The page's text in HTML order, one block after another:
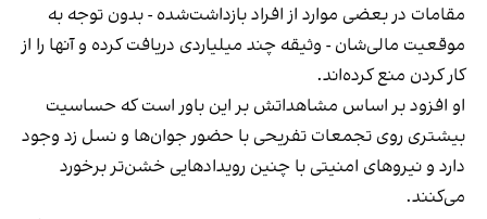
مقامات در بعضی موارد از افراد بازداشت‌‌شده - بدون توجه به
موقعیت مالی‌شان - وثیقه چند میلیاردی دریافت کرده و آنها را از
کار کردن منع کرده‌اند.
او افزود بر اساس مشاهداتش بر این باور است که حساسیت
بیشتری روی تجمعات تفریحی با حضور جوان‌ها و نسل زد وجود
دارد و نیروهای امنیتی با چنین رویدادهایی خشن‌تر برخورد
می‌کنند.